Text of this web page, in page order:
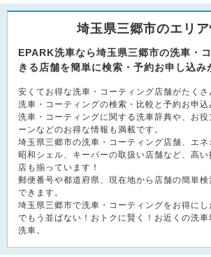
埼玉県三郷市のエリ
EPARK洗車なら埼玉県三郷市の洗車・
きる店舗を簡単に検索・予約お申し込み
安くてお得な洗車・コーティング店舗がたく
洗車・コーティングの検索・比較と予約お申込
洗車・コーティングに関する洗車辞典や、お
ーンなどのお得な情報も満載です。
埼玉県三郷市の洗車・コーティング店舗、エネ
昭和シェル、キーパーの取扱い店舗など、高
店も揃っています！
郵便番号や都道府県、現在地から店舗の簡単
できます。
埼玉県三郷市で洗車・コーティングをお得に
でもう並ばない！おトクに賢く！お近くの洗
洗車。